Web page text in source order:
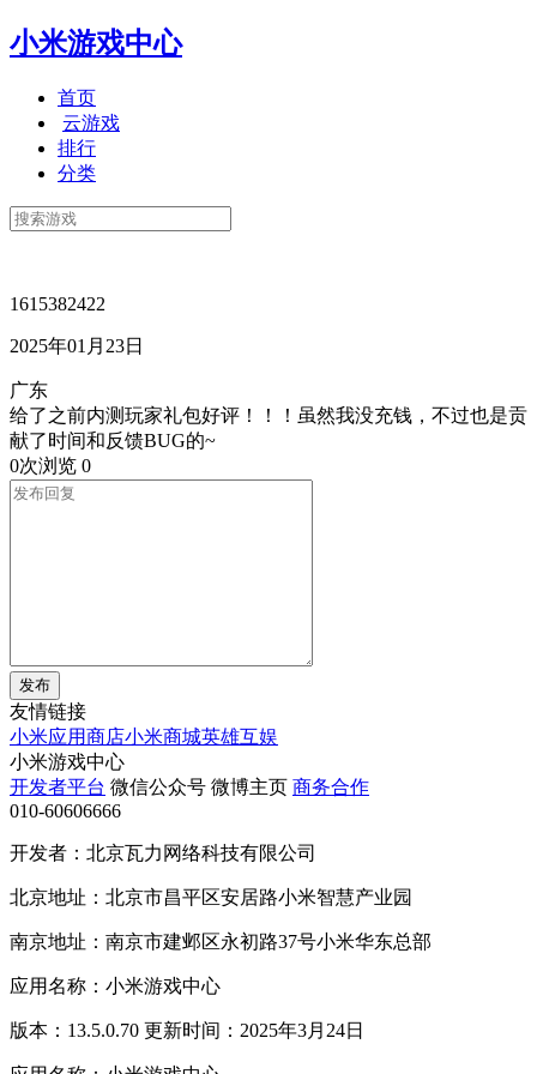
小米游戏中心
首页
云游戏
排行
分类
1615382422
2025年01月23日
广东
给了之前内测玩家礼包好评！！！虽然我没充钱，不过也是贡
献了时间和反馈BUG的~
0次浏览 0
发布
友情链接
小米应用商店小米商城英雄互娱
小米游戏中心
开发者平台 微信公众号 微博主页 商务合作
010-60606666
开发者：北京瓦力网络科技有限公司
北京地址：北京市昌平区安居路小米智慧产业园
南京地址：南京市建邺区永初路37号小米华东总部
应用名称：小米游戏中心
版本：13.5.0.70 更新时间：2025年3月24日